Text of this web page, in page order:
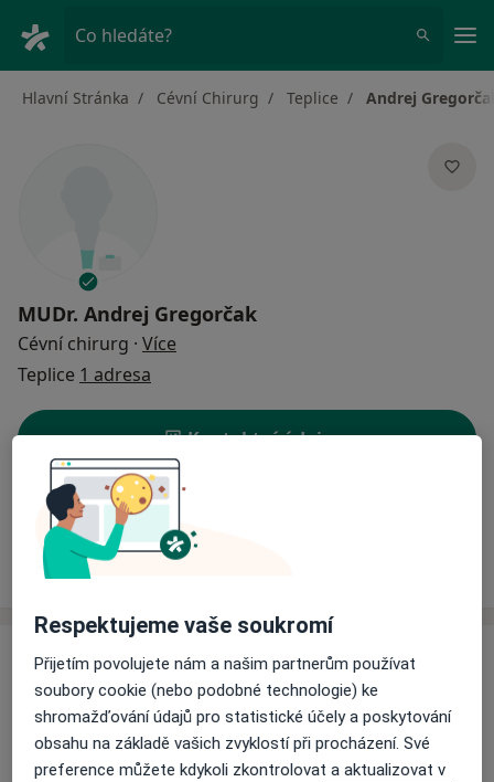
Co hledáte?
Hlavní Stránka Cévní Chirurg Teplice Andrej
MUDr. Andrej Gregorčak
Cévní chirurg · Více
Teplice 1 adresa
Kontaktní údaje
Rezervovat termín
Zkušenosti
Zkušenosti
Odborník na:
Chirurgie
Cévní chirurgie
Respektujeme vaše soukromí
Přijetím povolujete nám a našim partnerům používat
soubory cookie (nebo podobné technologie) ke
shromažďování údajů pro statistické účely a poskytování
obsahu na základě vašich zvyklostí při procházení. Své
preference můžete kdykoli zkontrolovat a aktualizovat v